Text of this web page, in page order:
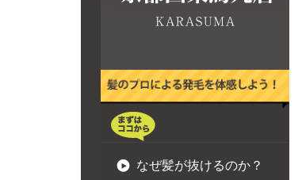
なぜ髪が抜けるのか？